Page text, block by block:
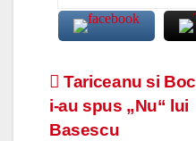
Navigare
în
Tariceanu si Boc
i-au spus „Nu“ lui
Basescu